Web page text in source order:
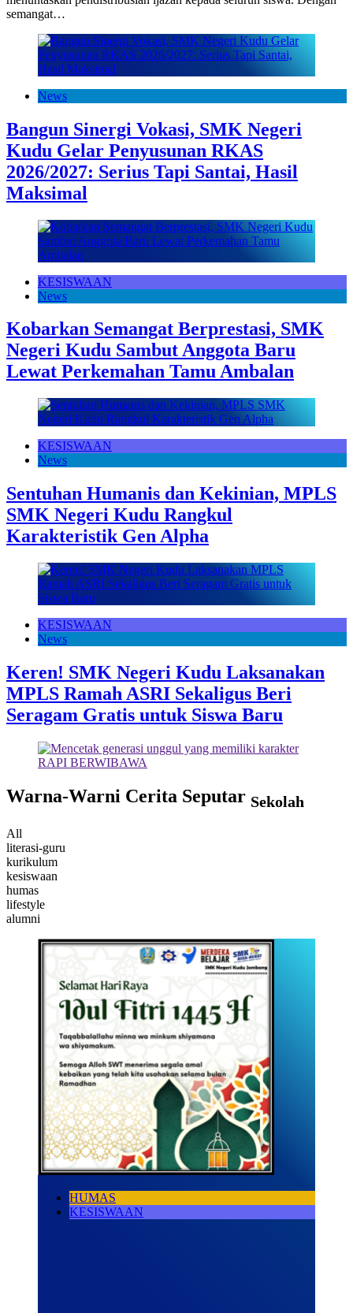
semangat…
News
Bangun Sinergi Vokasi, SMK Negeri
Kudu Gelar Penyusunan RKAS
2026/2027: Serius Tapi Santai, Hasil
Maksimal
KESISWAAN
News
Kobarkan Semangat Berprestasi, SMK
Negeri Kudu Sambut Anggota Baru
Lewat Perkemahan Tamu Ambalan
KESISWAAN
News
Sentuhan Humanis dan Kekinian, MPLS
SMK Negeri Kudu Rangkul
Karakteristik Gen Alpha
KESISWAAN
News
Keren! SMK Negeri Kudu Laksanakan
MPLS Ramah ASRI Sekaligus Beri
Seragam Gratis untuk Siswa Baru
Warna-Warni Cerita Seputar Sekolah
All
literasi-guru
kurikulum
kesiswaan
humas
lifestyle
alumni
HUMAS
KESISWAAN